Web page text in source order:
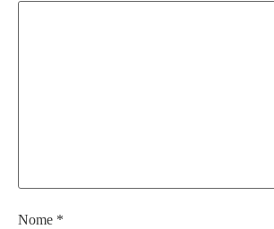
Nome *